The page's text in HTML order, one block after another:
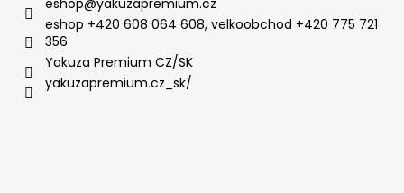
eshop@yakuzapremium.cz
eshop +420 608 064 608, velkoobchod +420 775 721
356
Yakuza Premium CZ/SK
yakuzapremium.cz_sk/